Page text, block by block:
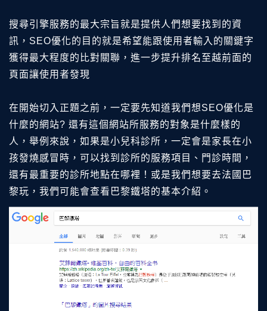
搜尋引擎服務的最大宗旨就是提供人們想要找到的資
訊，SEO優化的目的就是希望能跟使用者輸入的關鍵字
獲得最大程度的比對關聯，進一步提升排名至越前面的
頁面讓使用者發現
在開始切入正題之前，一定要先知道我們想SEO優化是
什麼的網站? 還有這個網站所服務的對象是什麼樣的
人，舉例來說，如果是小兒科診所，一定會是家長在小
孩發燒感冒時，可以找到診所的服務項目、門診時間，
還有最重要的診所地點在哪裡！或是我們想要去法國巴
黎玩，我們可能會查看巴黎鐵塔的基本介紹。